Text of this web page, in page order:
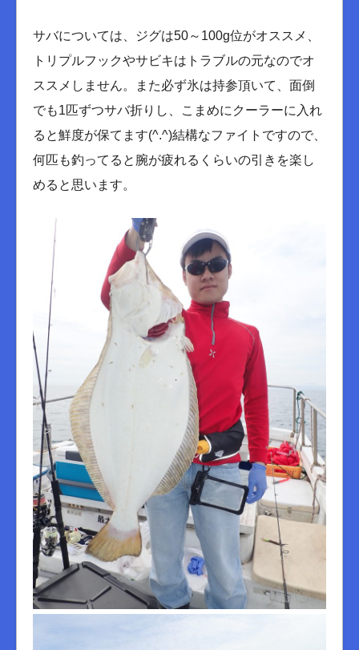
サバについては、ジグは50～100g位がオススメ、
トリプルフックやサビキはトラブルの元なのでオ
ススメしません。また必ず氷は持参頂いて、面倒
でも1匹ずつサバ折りし、こまめにクーラーに入れ
ると鮮度が保てます(^.^)結構なファイトですので、
何匹も釣ってると腕が疲れるくらいの引きを楽し
めると思います。